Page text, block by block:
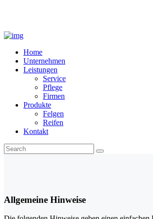
Home
Unternehmen
Leistungen
Service
Pflege
Firmen
Produkte
Felgen
Reifen
Kontakt
Allgemeine Hinweise